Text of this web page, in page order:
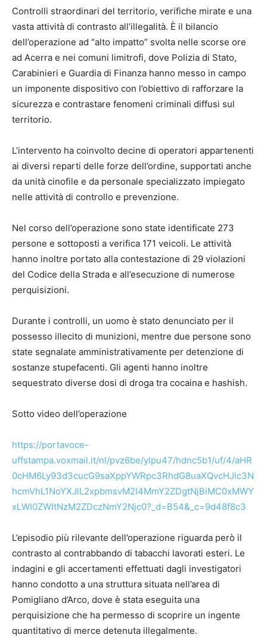
Controlli straordinari del territorio, verifiche mirate e una
vasta attività di contrasto all’illegalità. È il bilancio
dell’operazione ad “alto impatto” svolta nelle scorse ore
ad Acerra e nei comuni limitrofi, dove Polizia di Stato,
Carabinieri e Guardia di Finanza hanno messo in campo
un imponente dispositivo con l’obiettivo di rafforzare la
sicurezza e contrastare fenomeni criminali diffusi sul
territorio.
L’intervento ha coinvolto decine di operatori appartenenti
ai diversi reparti delle forze dell’ordine, supportati anche
da unità cinofile e da personale specializzato impiegato
nelle attività di controllo e prevenzione.
Nel corso dell’operazione sono state identificate 273
persone e sottoposti a verifica 171 veicoli. Le attività
hanno inoltre portato alla contestazione di 29 violazioni
del Codice della Strada e all’esecuzione di numerose
perquisizioni.
Durante i controlli, un uomo è stato denunciato per il
possesso illecito di munizioni, mentre due persone sono
state segnalate amministrativamente per detenzione di
sostanze stupefacenti. Gli agenti hanno inoltre
sequestrato diverse dosi di droga tra cocaina e hashish.
Sotto video dell’operazione
https://portavoce-
uffstampa.voxmail.it/nl/pvz6be/ylpu47/hdnc5b1/uf/4/aHR
0cHM6Ly93d3cucG9saXppYWRpc3RhdG8uaXQvcHJlc3N
hcmVhL1NoYXJlL2xpbmsvM2I4MmY2ZDgtNjBiMC0xMWY
xLWI0ZWItNzM2ZDczNmY2Njc0?_d=B54&_c=9d48f8c3
L’episodio più rilevante dell’operazione riguarda però il
contrasto al contrabbando di tabacchi lavorati esteri. Le
indagini e gli accertamenti effettuati dagli investigatori
hanno condotto a una struttura situata nell’area di
Pomigliano d’Arco, dove è stata eseguita una
perquisizione che ha permesso di scoprire un ingente
quantitativo di merce detenuta illegalmente.